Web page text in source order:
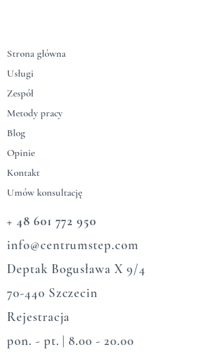
Strona główna
Usługi
Zespół
Metody pracy
Blog
Opinie
Kontakt
Umów konsultację
+ 48 601 772 950
info@centrumstep.com​
Deptak Bogusława X 9/4
70-440 Szczecin​
Rejestracja
pon. - pt. |8.00 - 20.00